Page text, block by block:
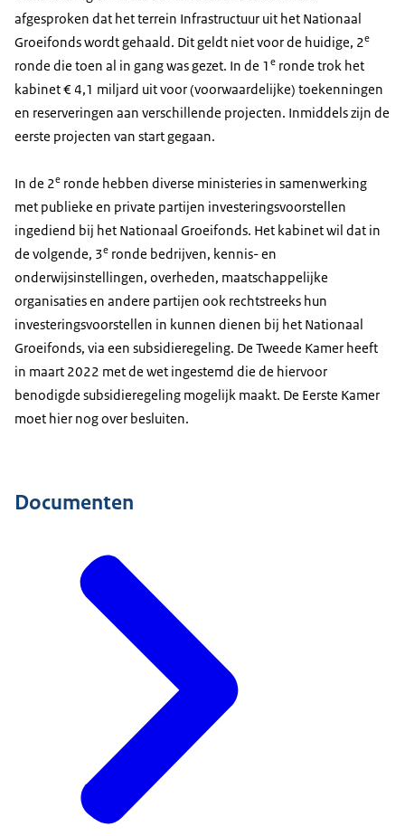
afgesproken dat het terrein Infrastructuur uit het Nationaal
Groeifonds wordt gehaald. Dit geldt niet voor de huidige, 2e
ronde die toen al in gang was gezet. In de 1 e ronde trok het
kabinet € 4,1 miljard uit voor (voorwaardelijke) toekenningen
en reserveringen aan verschillende projecten. Inmiddels zijn de
eerste projecten van start gegaan.
In de 2e ronde hebben diverse ministeries in samenwerking
met publieke en private partijen investeringsvoorstellen
ingediend bij het Nationaal Groeifonds. Het kabinet wil dat in
de volgende, 3e ronde bedrijven, kennis- en
onderwijsinstellingen, overheden, maatschappelijke
organisaties en andere partijen ook rechtstreeks hun
investeringsvoorstellen in kunnen dienen bij het Nationaal
Groeifonds, via een subsidieregeling. De Tweede Kamer heeft
in maart 2022 met de wet ingestemd die de hiervoor
benodigde subsidieregeling mogelijk maakt. De Eerste Kamer
moet hier nog over besluiten.
Documenten